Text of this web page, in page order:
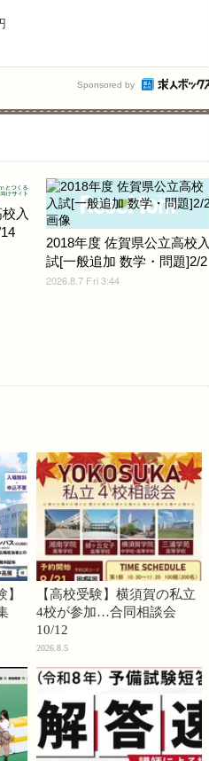
Sponsored by
入
2018年度 佐賀県公立高校入
試[一般追加 数学・問題]2/2
2026.8.7 Fri 3:44
【高校受験】横須賀の私立
4校が参加…合同相談会
10/12
2026.8.5